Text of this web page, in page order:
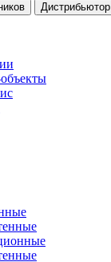
Дистрибьютор